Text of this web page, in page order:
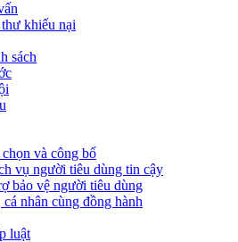
khiếu nại
sách
và công bố
vụ người tiêu dùng tin cậy
bảo vệ người tiêu dùng
nhân cùng đồng hành
luật